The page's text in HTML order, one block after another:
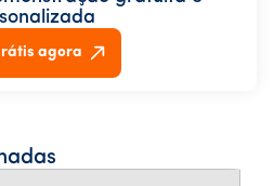
agora